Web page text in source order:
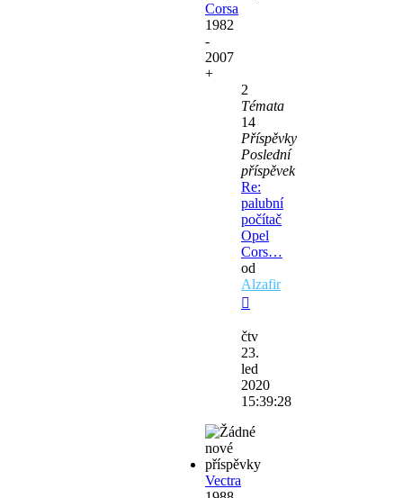
Corsa
1982
-
2007
+
2
Témata
14
Příspěvky
Poslední
příspěvek
Re:
palubní
počítač
Opel
Cors…
od
Alzafir
poslední
příspěvek
čtv
23.
led
2020
15:39:28
Vectra